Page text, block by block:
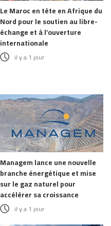
Le Maroc en tête en Afrique du
Nord pour le soutien au libre-
échange et à l’ouverture
internationale
il y a 1 jour
Managem lance une nouvelle
branche énergétique et mise
sur le gaz naturel pour
accélérer sa croissance
il y a 1 jour